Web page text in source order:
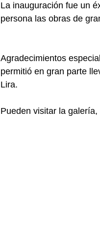
La inauguración fue un
persona las obras de
Agradecimientos
permitió en gran parte
Lira.
Pueden visitar la